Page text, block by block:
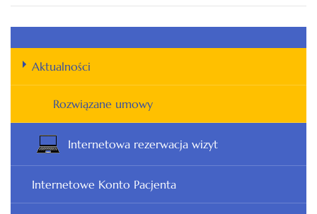
Aktualności
Rozwiązane umowy
Internetowa rezerwacja wizyt
Internetowe Konto Pacjenta